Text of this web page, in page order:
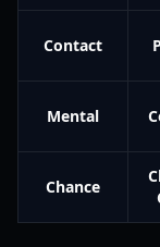
Contact
Mental
Chance